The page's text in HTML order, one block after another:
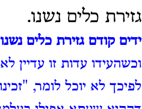
גזירת כלים נשנו.
ידים קודם גזירת כלים נשנו
וכשהעידו עדות זו עדיין
לפיכך לא יוכל לומר,